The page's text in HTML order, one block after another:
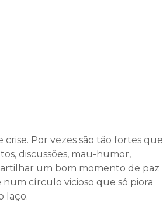
crise. Por vezes são tão fortes que
discussões, mau-humor,
um bom momento de paz
círculo vicioso que só piora
laço.